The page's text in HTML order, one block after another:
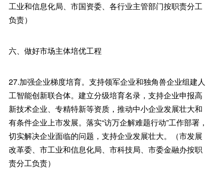
工业和信息化局、市国资委、各行业主管部门按职责分工
负责）
六、做好市场主体培优工程
27.加强企业梯度培育。支持领军企业和独角兽企业组建人
工智能创新联合体。建立分级培育名录，支持企业申报高
新技术企业、专精特新等资质，推动中小企业发展壮大和
有条件企业上市发展。落实“访万企解难题行动”工作部署，
切实解决企业面临的问题，支持企业发展壮大。（市发展
改革委、市工业和信息化局、市科技局、市委金融办按职
责分工负责）